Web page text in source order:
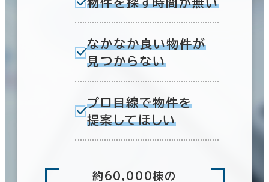
なかなか良い物件が
見つからない
プロ目線で物件を
提案してほしい
約60,000棟の